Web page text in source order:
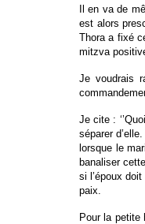
Il en va de
est alors
Thora a fixé
mitzva
Je voudrais
Je cite :
séparer
lorsque le
banaliser
si l’époux
paix.
Pour la petite